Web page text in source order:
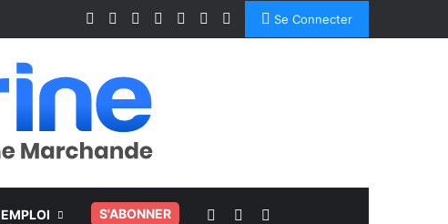
FacebookLinkedinYouTubeInstagram
SpotifyTikTokSe Connecter
EMPLOI S'ABONNER Voir votre panier
Switch skin